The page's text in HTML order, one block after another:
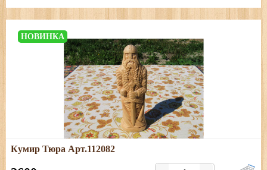
НОВИНКА
Подробнее
Размеры: длина - 9 см, ширина - 5 см, высота - 26 см
Кумир Тюра Арт.112082